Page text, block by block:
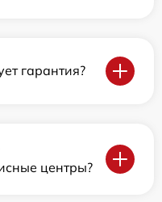
гарантия?
центры?